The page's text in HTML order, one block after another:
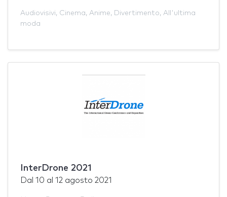
Audiovisivi, Cinema, Anime, Divertimento, All'ultima
moda
InterDrone 2021
Dal 10 al 12 agosto 2021